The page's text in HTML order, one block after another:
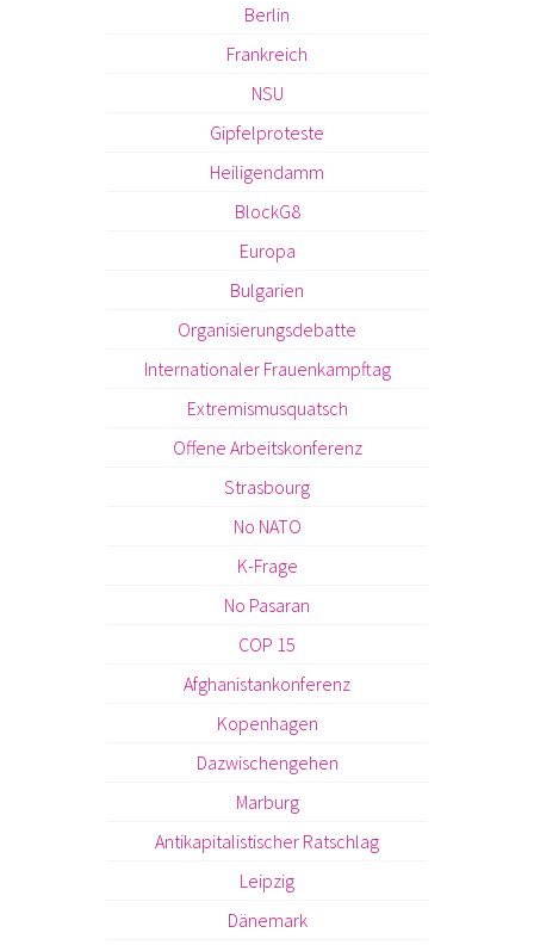
Berlin
Frankreich
NSU
Gipfelproteste
Heiligendamm
BlockG8
Europa
Bulgarien
Organisierungsdebatte
Internationaler Frauenkampftag
Extremismusquatsch
Offene Arbeitskonferenz
Strasbourg
No NATO
K-Frage
No Pasaran
COP 15
Afghanistankonferenz
Kopenhagen
Dazwischengehen
Marburg
Antikapitalistischer Ratschlag
Leipzig
Dänemark